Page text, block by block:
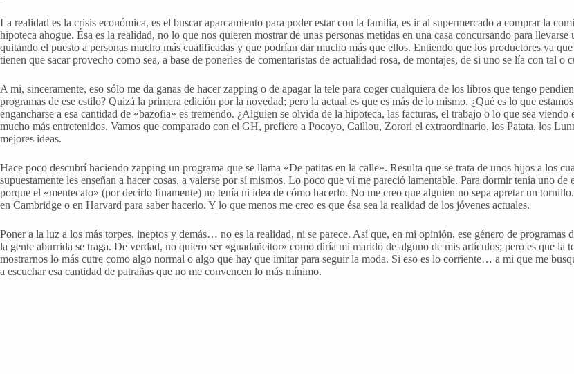
La realidad es la crisis económica, es el buscar aparcamiento para poder estar con la familia, es ir al supermercado a comprar la
hipoteca ahogue. Ésa es la realidad, no lo que nos quieren mostrar de unas personas metidas en una casa concursando para
quitando el puesto a personas mucho más cualificadas y que podrían dar mucho más que ellos. Entiendo que los productores ya
tienen que sacar provecho como sea, a base de ponerles de comentaristas de actualidad rosa, de montajes, de si uno se lía con tal o
A mi, sinceramente, eso sólo me da ganas de hacer zapping o de apagar la tele para coger cualquiera de los libros que tengo
programas de ese estilo? Quizá la primera edición por la novedad; pero la actual es que es más de lo mismo. ¿Qué es lo que
engancharse a esa cantidad de «bazofia» es tremendo. ¿Alguien se olvida de la hipoteca, las facturas, el trabajo o lo que sea
mucho más entretenidos. Vamos que comparado con el GH, prefiero a Pocoyo, Caillou, Zorori el extraordinario, los Patata, los
mejores ideas.
Hace poco descubrí haciendo zapping un programa que se llama «De patitas en la calle». Resulta que se trata de unos hijos a los
supuestamente les enseñan a hacer cosas, a valerse por sí mismos. Lo poco que ví me pareció lamentable. Para dormir tenía uno
porque el «mentecato» (por decirlo finamente) no tenía ni idea de cómo hacerlo. No me creo que alguien no sepa apretar un
en Cambridge o en Harvard para saber hacerlo. Y lo que menos me creo es que ésa sea la realidad de los jóvenes actuales.
Poner a la luz a los más torpes, ineptos y demás… no es la realidad, ni se parece. Así que, en mi opinión, ese género de
la gente aburrida se traga. De verdad, no quiero ser «guadañeitor» como diría mi marido de alguno de mis artículos; pero es que
mostrarnos lo más cutre como algo normal o algo que hay que imitar para seguir la moda. Si eso es lo corriente… a mi que me
a escuchar esa cantidad de patrañas que no me convencen lo más mínimo.